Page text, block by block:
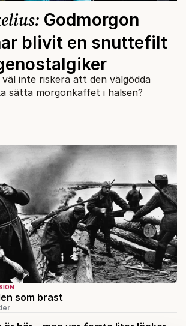
Godmorgon
blivit en snuttefilt
inte riskera att den välgödda
sätta morgonkaffet i halsen?
som brast